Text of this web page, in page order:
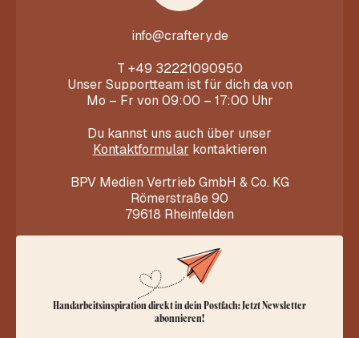
info@craftery.de
T +49 32221090950
Unser Supportteam ist für dich da von
Mo – Fr von 09:00 – 17:00 Uhr
Du kannst uns auch über unser
Kontaktformular kontaktieren
BPV Medien Vertrieb GmbH & Co. KG
Römerstraße 90
79618 Rheinfelden
Handarbeitsinspiration direkt in dein Postfach: Jetzt Newsletter
abonnieren!